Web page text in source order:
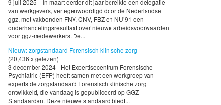
9 juli 2025 - In maart eerder dit jaar bereikte een delegatie
van werkgevers, vertegenwoordigd door de Nederlandse
ggz, met vakbonden FNV, CNV, FBZ en NU’91 een
onderhandelingsresultaat over nieuwe arbeidsvoorwaarden
voor ggz-medewerkers. De...
Nieuw: zorgstandaard Forensisch klinische zorg
(20,436 x gelezen)
3 december 2024 - Het Expertisecentrum Forensische
Psychiatrie (EFP) heeft samen met een werkgroep van
experts de zorgstandaard Forensisch klinische zorg
ontwikkeld, die vandaag is gepubliceerd op GGZ
Standaarden. Deze nieuwe standaard biedt...